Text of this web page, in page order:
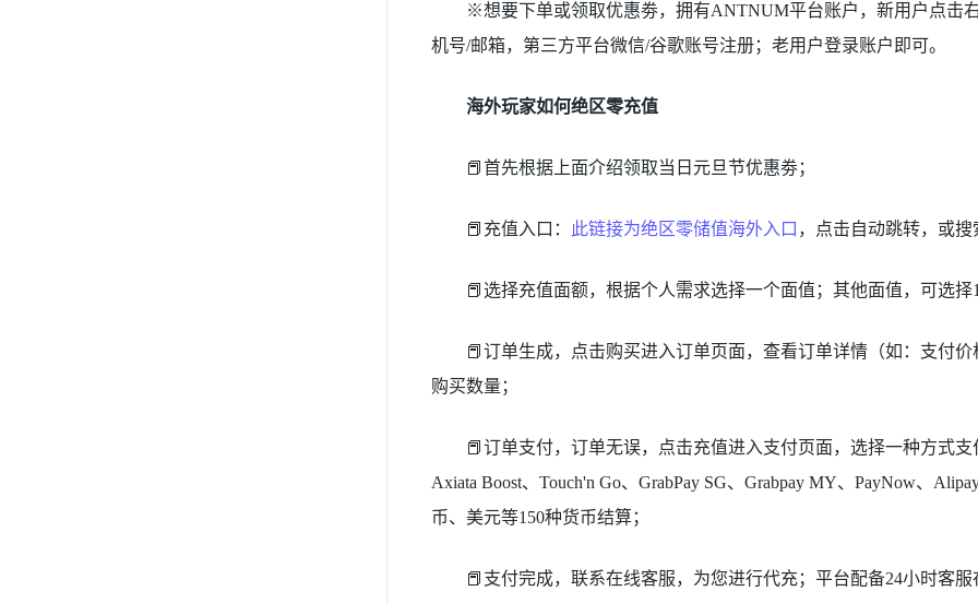
※想要下单或领取优惠劵，拥有ANTNUM平台账户，新用户点击
机号/邮箱，第三方平台微信/谷歌账号注册；老用户登录账户即可。
海外玩家如何绝区零充值
📕首先根据上面介绍领取当日元旦节优惠劵；
📕充值入口： 此链接为绝区零储值海外入口 ，点击自动跳转，或
📕选择充值面额，根据个人需求选择一个面值；其他面值，可选
📕订单生成，点击购买进入订单页面，查看订单详情（如：支付
购买数量；
📕订单支付，订单无误，点击充值进入支付页面，选择一种方式
Axiata Boost、Touch'n Go、GrabPay SG、Grabpay MY、PayNow、
币、美元等150种货币结算；
📕支付完成，联系在线客服，为您进行代充；平台配备24小时客